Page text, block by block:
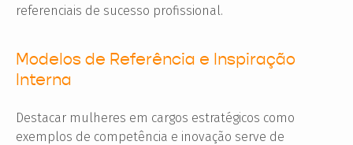
referenciais de sucesso profissional.
Modelos de Referência e Inspiração
Interna
Destacar mulheres em cargos estratégicos como
exemplos de competência e inovação serve de